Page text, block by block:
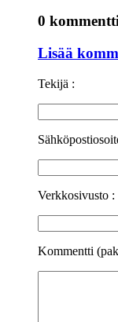
0
Lisää
Tekijä :
Verkkosivusto :
Kommentti